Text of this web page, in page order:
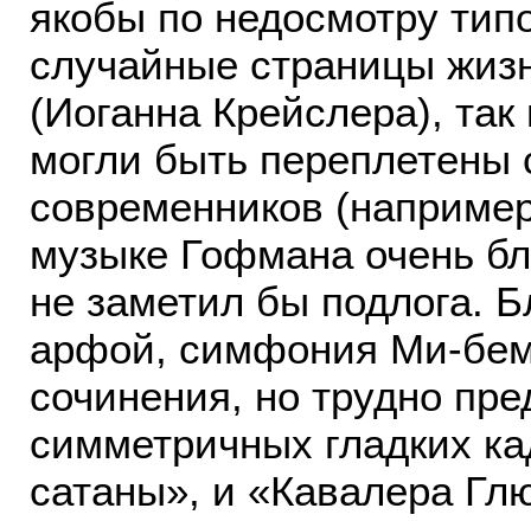
якобы по недосмотру
случайные страницы
(Иоганна Крейслера),
могли быть переплетены
современников
музыке Гофмана очень
не заметил бы подлога.
арфой, симфония Ми-
сочинения, но трудно
симметричных гладких
сатаны», и «Кавалера